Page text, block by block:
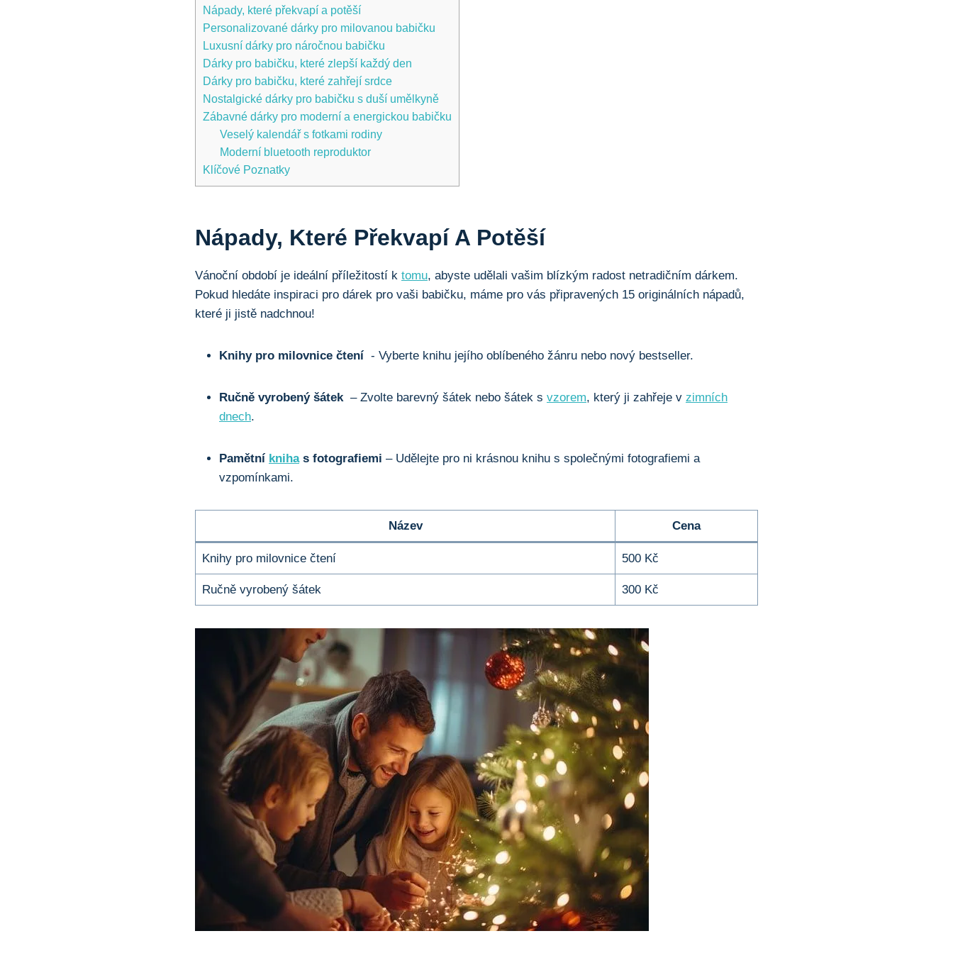
Nápady, ⁤které překvapí ‌a potěší
Personalizované dárky pro milovanou babičku
Luxusní dárky pro ⁤náročnou ‌babičku
Dárky⁤ pro babičku,​ které zlepší každý⁣ den
Dárky pro babičku, které zahřejí ‍srdce
Nostalgické⁣ dárky ​pro babičku s duší umělkyně
Zábavné dárky pro moderní a⁢ energickou babičku
Veselý kalendář s fotkami‌ rodiny
Moderní bluetooth reproduktor
Klíčové‌ Poznatky
Nápady, ⁤které Překvapí ‌a Potěší
Vánoční ⁢období je ideální příležitostí ⁤k​ tomu, abyste⁣ udělali vašim blízkým ⁢radost netradičním⁤ dárkem.
Pokud ⁤hledáte inspiraci pro dárek⁢ pro vaši babičku, máme pro vás‍ připravených 15​ originálních nápadů,
které ji jistě nadchnou!
Knihy pro milovnice ‍čtení ‍ -‌ Vyberte⁣ knihu jejího oblíbeného žánru nebo nový ⁣bestseller.
Ručně​ vyrobený šátek​ – Zvolte barevný šátek nebo šátek ‌s vzorem, který ji zahřeje ⁣v⁢ zimních
dnech.
Pamětní‍ kniha⁢s fotografiemi – Udělejte pro ni‍ krásnou knihu​ s společnými ⁢fotografiemi⁤ a
vzpomínkami.
Název Cena
Knihy ⁢pro milovnice čtení 500 Kč
Ručně⁤ vyrobený​ šátek 300 Kč